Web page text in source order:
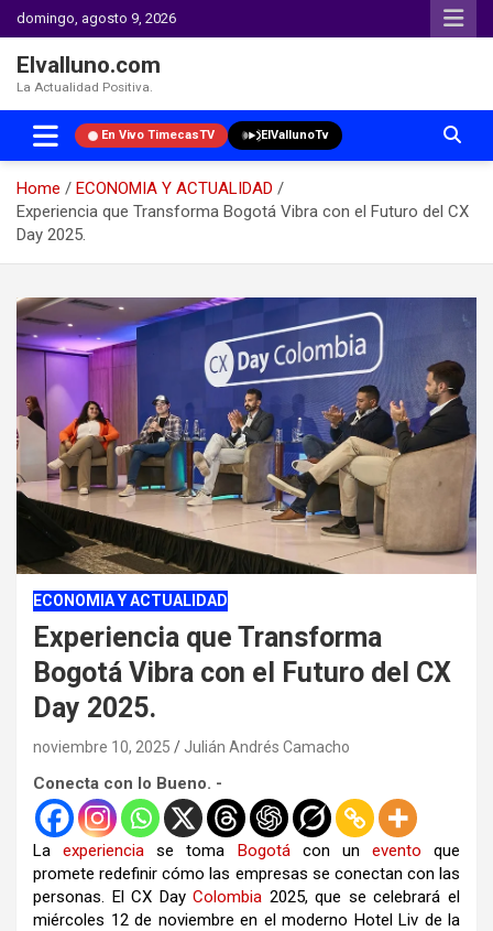
domingo, agosto 9, 2026
Elvalluno.com
La Actualidad Positiva.
En Vivo TimecasTV ElVallunoTv
Home
ECONOMIA Y ACTUALIDAD
Experiencia que Transforma Bogotá Vibra con el Futuro del CX
Day 2025.
content
ECONOMIA Y ACTUALIDAD
Experiencia que Transforma
Bogotá Vibra con el Futuro del CX
Day 2025.
noviembre 10, 2025 Julián Andrés Camacho
Conecta con lo Bueno. -
Laexperiencia se toma Bogotácon un evento que
promete redefinir cómo las empresas se conectan con las
personas. El CX DayColombia 2025, que se celebrará el
miércoles 12 de noviembre en el moderno Hotel Liv de la